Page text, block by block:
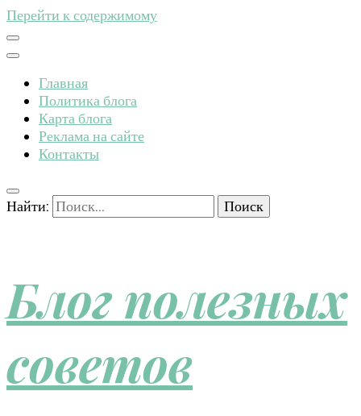
Перейти к содержимому
Главная
Политика блога
Карта блога
Реклама на сайте
Контакты
Найти:
Блог полезных
советов